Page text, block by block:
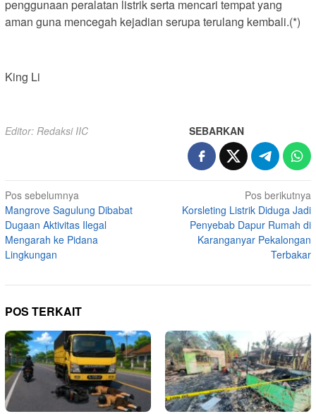
penggunaan peralatan listrik serta mencari tempat yang
aman guna mencegah kejadian serupa terulang kembali.(*)
King Li
Editor: Redaksi IIC SEBARKAN
Navigasi
pos
Pos sebelumnya
Mangrove Sagulung Dibabat
Dugaan Aktivitas Ilegal
Mengarah ke Pidana
Lingkungan
Pos berikutnya
Korsleting Listrik Diduga Jadi
Penyebab Dapur Rumah di
Karanganyar Pekalongan
Terbakar
POS TERKAIT